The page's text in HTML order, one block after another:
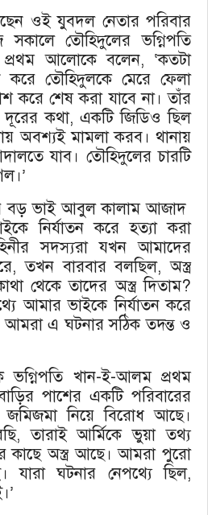
ওই যুবদল নেতার পরিবার
তৌহিদুলের ভগ্নিপতি
প্রথম আলোকে বলেন, ‘কতটা
করে তৌহিদুলকে মেরে ফেলা
করে শেষ করা যাবে না। তাঁর
দূরের কথা, একটি জিডিও ছিল
অবশ্যই মামলা করব। থানায়
যাব। তৌহিদুলের চারটি
বড় ভাই আবুল কালাম আজাদ
নির্যাতন করে হত্যা করা
সদস্যরা যখন আমাদের
তখন বারবার বলছিল, অস্ত্র
থেকে তাদের অস্ত্র দিতাম?
আমার ভাইকে নির্যাতন করে
আমরা এ ঘটনার সঠিক তদন্ত ও
ভগ্নিপতি খান-ই-আলম প্রথম
পাশের একটি পরিবারের
জমিজমা নিয়ে বিরোধ আছে।
তারাই আর্মিকে ভুয়া তথ্য
কাছে অস্ত্র আছে। আমরা পুরো
যারা ঘটনার নেপথ্যে ছিল,